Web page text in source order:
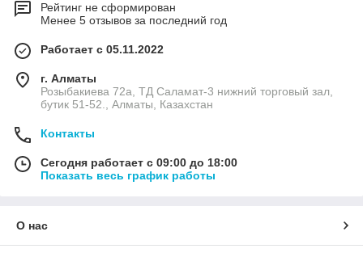
Рейтинг не сформирован
Менее 5 отзывов за последний год
Работает с 05.11.2022
г. Алматы
Розыбакиева 72а, ТД Саламат-3 нижний торговый зал,
бутик 51-52., Алматы, Казахстан
Контакты
Сегодня работает с 09:00 до 18:00
Показать весь график работы
О нас